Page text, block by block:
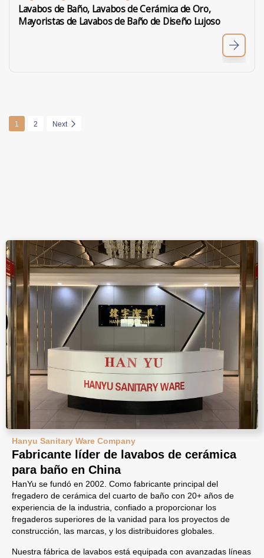
Lavabos de Baño, Lavabos de Cerámica de Oro,
Mayoristas de Lavabos de Baño de Diseño Lujoso
1 2 Next
Hanyu Sanitary Ware Company
Fabricante líder de lavabos de cerámica
para baño en China
HanYu se fundó en 2002. Como fabricante principal del
fregadero de cerámica del cuarto de baño con 20+ años de
experiencia de la industria, confiado a proporcionar los
fregaderos superiores de la vanidad para los proyectos de
construcción, las marcas, y los distribuidores globales.
Nuestra fábrica de lavabos está equipada con avanzadas líneas